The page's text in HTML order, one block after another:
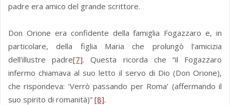
padre era amico del grande scrittore.
Don Orione era confidente della famiglia Fogazzaro e, in
particolare, della figlia Maria che prolungò l’amicizia
dell’illustre padre[7]. Questa ricorda che “il Fogazzaro
infermo chiamava al suo letto il servo di Dio (Don Orione),
che rispondeva: ‘Verrò passando per Roma’ (affermando il
suo spirito di romanità)” [8].